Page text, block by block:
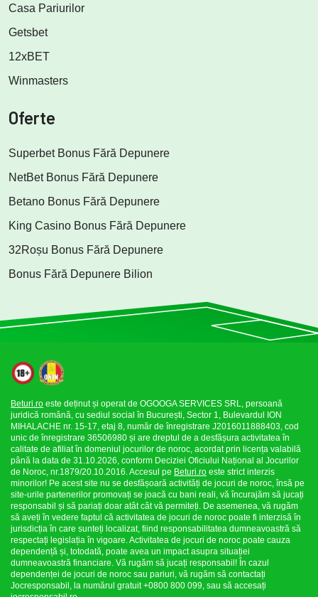
Casa Pariurilor
Getsbet
12xBET
Winmasters
Oferte
Superbet Bonus Fără Depunere
NetBet Bonus Fără Depunere
Betano Bonus Fără Depunere
King Casino Bonus Fără Depunere
32Roșu Bonus Fără Depunere
Bonus Fără Depunere Bilion
Beturi.ro este deținut și operat de OGOOGA SERVICES SRL, persoană
juridică română, cu sediul social în București, Sector 1, Bulevardul ION
MIHALACHE nr. 15-17, etaj 8, număr de înregistrare J2016011888403, cod
unic de înregistrare 36506980 și are dreptul de a desfășura activitatea în
calitate de afiliat în domeniul jocurilor de noroc, acordat prin licența valabilă
până la data de 31.10.2026, conform Deciziei Oficiului Național al Jocurilor
de Noroc, nr.1879/20.10.2016. Accesul pe Beturi.ro este strict interzis
minorilor! Pe acest site nu se desfășoară activități de jocuri de noroc, însă pe
site-urile partenerilor promovați se joacă cu bani reali, vă încurajăm să jucați
responsabil și să pariați doar atât cât vă permiteți. De asemenea, vă rugăm
să aveți în vedere faptul că activitatea de jocuri de noroc poate fi interzisă în
jurisdicția în care sunteți localizat, fiind responsabilitatea dumneavoastră să
respectați legislația în vigoare. Activitatea de jocuri de noroc poate cauza
dependență și, totodată, poate avea un impact asupra situației
dumneavoastră financiare. Vă rugăm să jucați responsabil! În cazul
dependenței de jocuri de noroc sau pariuri, vă rugăm să contactați
Jocresponsabil, la numărul gratuit +0800 800 099, sau să accesați